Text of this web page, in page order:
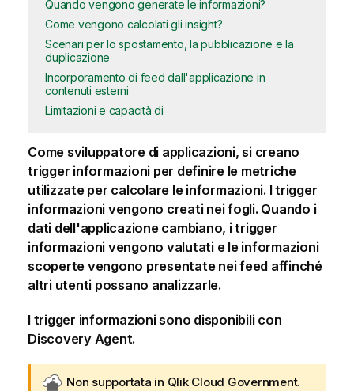
Quando vengono generate le informazioni?
Come vengono calcolati gli insight?
Scenari per lo spostamento, la pubblicazione e la
duplicazione
Incorporamento di feed dall'applicazione in
contenuti esterni
Limitazioni e capacità di
Come sviluppatore di applicazioni, si creano
trigger informazioni per definire le metriche
utilizzate per calcolare le informazioni. I trigger
informazioni vengono creati nei fogli. Quando i
dati dell'applicazione cambiano, i trigger
informazioni vengono valutati e le informazioni
scoperte vengono presentate neifeed affinché
altri utenti possano analizzarle.
I trigger informazioni sono disponibili con
Discovery Agent.
G
Non supportata in Qlik Cloud Government.